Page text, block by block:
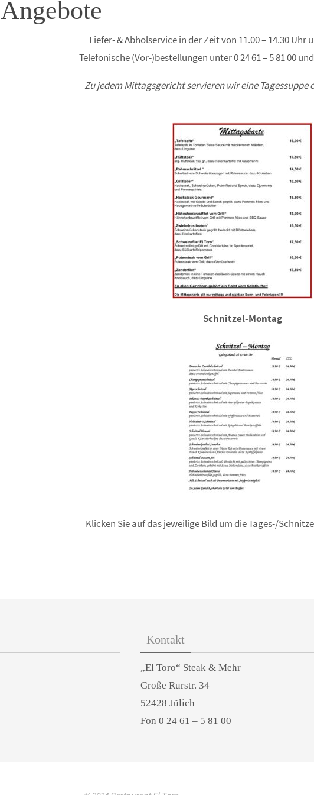
Angebote
Liefer- & Abholservice in der Zeit von 11.00 – 14.30 Uhr
Telefonische (Vor-)bestellungen unter 0 24 61 – 5 81 00
Zu jedem Mittagsgericht servieren wir eine Tagessuppe
Schnitzel-Montag
Klicken Sie auf das jeweilige Bild um die Tages-/
Kontakt
„El Toro“ Steak & Mehr
Große Rurstr. 34
52428 Jülich
Fon 0 24 61 – 5 81 00